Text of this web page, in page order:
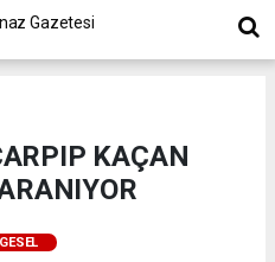
KAÇAN